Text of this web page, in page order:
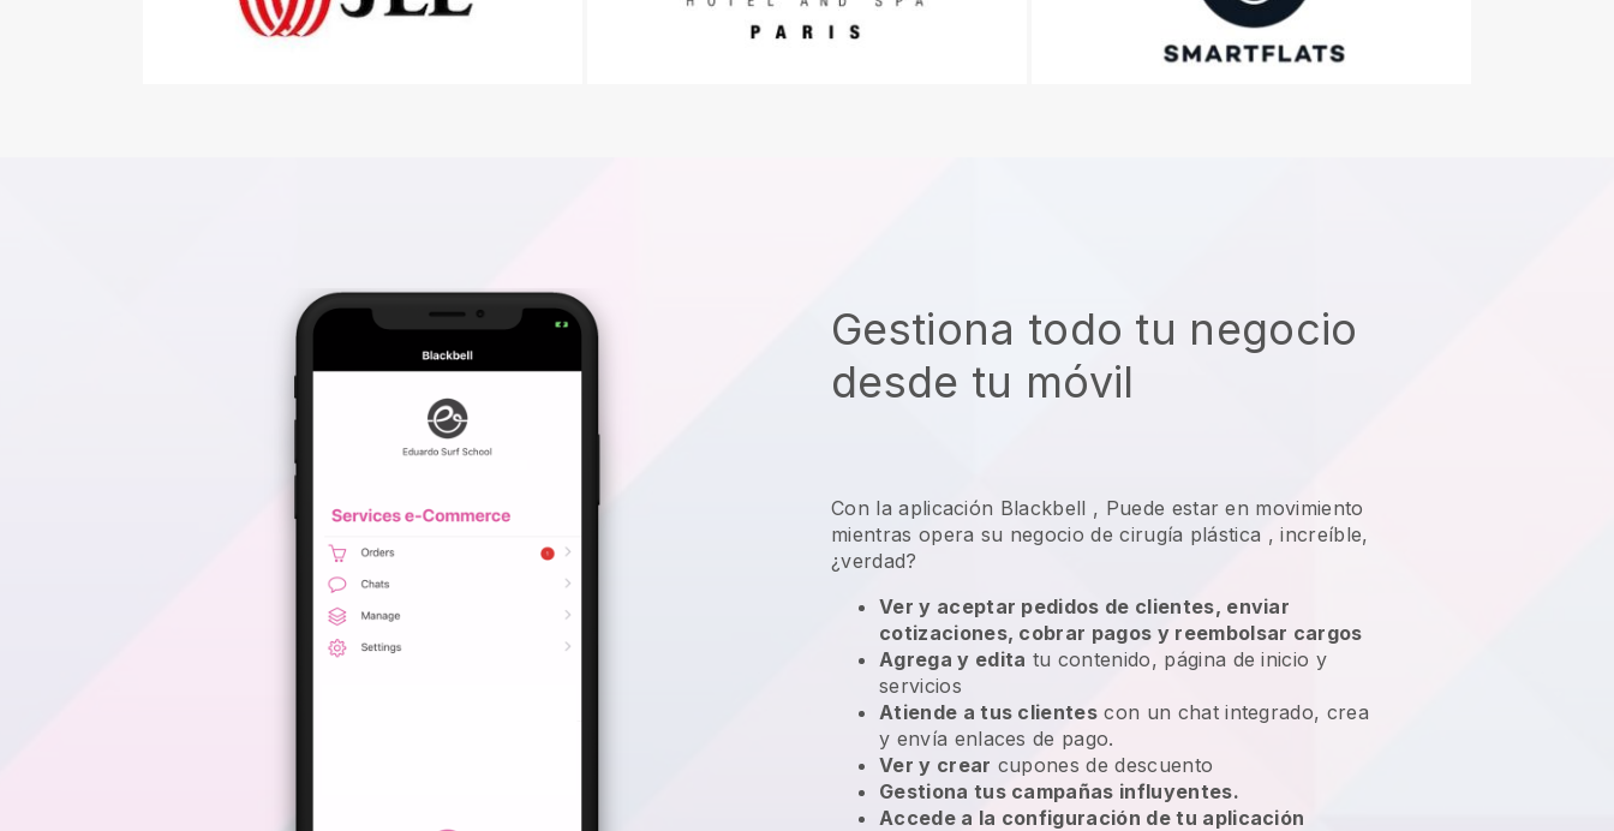
Gestiona todo tu negocio
desde tu móvil
Con la aplicación Blackbell , Puede estar en movimiento
mientras opera su negocio de cirugía plástica , increíble,
¿verdad?
Ver y aceptar pedidos de clientes, enviar
cotizaciones, cobrar pagos y reembolsar cargos
Agrega y edita tu contenido, página de inicio y
servicios
Atiende a tus clientes con un chat integrado, crea
y envía enlaces de pago.
Ver y crear cupones de descuento
Gestiona tus campañas influyentes.
Accede a la configuración de tu aplicación